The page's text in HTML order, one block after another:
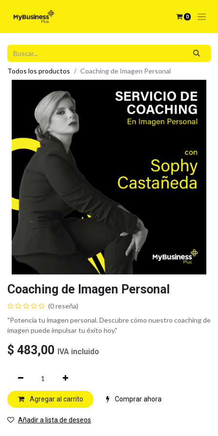
0
Todos los productos Coaching de Imagen Personal
Coaching de Imagen Personal
(0 reseña)
"Potencia tu imagen personal. Descubre cómo nuestro coaching de
imagen puede impulsar tu éxito hoy."
$ 483,00 IVA incluido
Agregar al carrito Comprar ahora
Añadir a lista de deseos